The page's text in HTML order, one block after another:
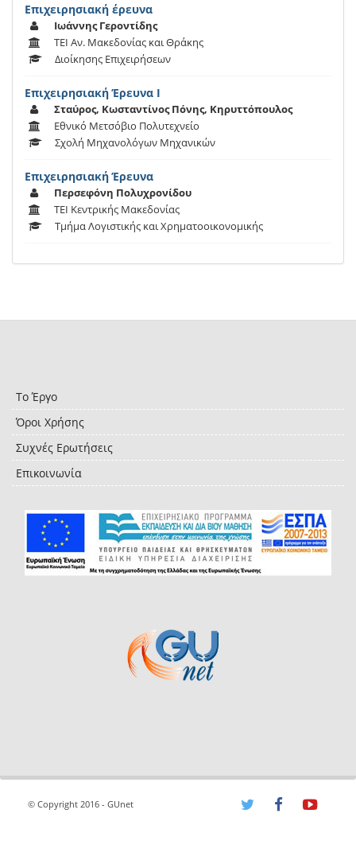
Επιχειρησιακή έρευνα
Ιωάννης Γεροντίδης
ΤΕΙ Αν. Μακεδονίας και Θράκης
Διοίκησης Επιχειρήσεων
Επιχειρησιακή Έρευνα Ι
Σταύρος, Κωσταντίνος Πόνης, Κηρυττόπουλος
Εθνικό Μετσόβιο Πολυτεχνείο
Σχολή Μηχανολόγων Μηχανικών
Επιχειρησιακή Έρευνα
Περσεφόνη Πολυχρονίδου
ΤΕΙ Κεντρικής Μακεδονίας
Τμήμα Λογιστικής και Χρηματοοικονομικής
Το Έργο
Όροι Χρήσης
Συχνές Ερωτήσεις
Επικοινωνία
© Copyright 2016 - GUnet